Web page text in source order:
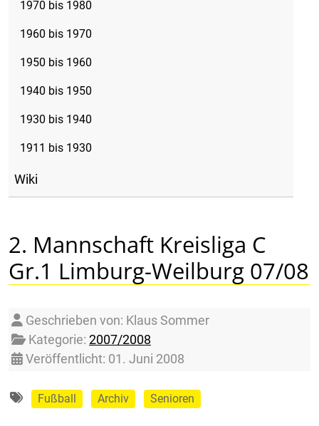
1970 bis 1980
1960 bis 1970
1950 bis 1960
1940 bis 1950
1930 bis 1940
1911 bis 1930
Wiki
2. Mannschaft Kreisliga C
Gr.1 Limburg-Weilburg 07/08
Details
Geschrieben von: Klaus Sommer
Kategorie: 2007/2008
Veröffentlicht: 01. Juni 2008
Fußball Archiv Senioren